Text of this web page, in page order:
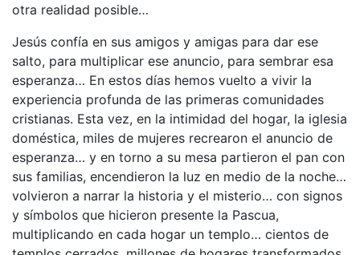
otra realidad posible…
Jesús confía en sus amigos y amigas para dar ese
salto, para multiplicar ese anuncio, para sembrar esa
esperanza… En estos días hemos vuelto a vivir la
experiencia profunda de las primeras comunidades
cristianas. Esta vez, en la intimidad del hogar, la iglesia
doméstica, miles de mujeres recrearon el anuncio de
esperanza… y en torno a su mesa partieron el pan con
sus familias, encendieron la luz en medio de la noche…
volvieron a narrar la historia y el misterio… con signos
y símbolos que hicieron presente la Pascua,
multiplicando en cada hogar un templo… cientos de